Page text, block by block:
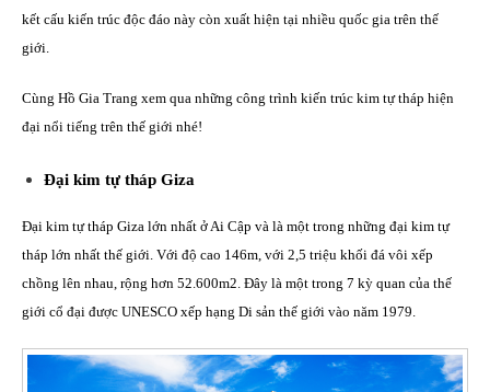
kết cấu kiến trúc độc đáo này còn xuất hiện tại nhiều quốc gia trên thế
giới.
Cùng Hồ Gia Trang xem qua những công trình kiến trúc kim tự tháp hiện
đại nổi tiếng trên thế giới nhé!
Đại kim tự tháp Giza
Đại kim tự tháp Giza lớn nhất ở Ai Cập và là một trong những đại kim tự
tháp lớn nhất thế giới. Với độ cao 146m, với 2,5 triệu khối đá vôi xếp
chồng lên nhau, rộng hơn 52.600m2. Đây là một trong 7 kỳ quan của thế
giới cổ đại được UNESCO xếp hạng Di sản thế giới vào năm 1979.